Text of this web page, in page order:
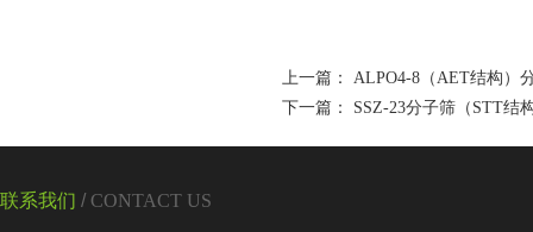
上一篇： ALPO4-8（AET结构）
下一篇： SSZ-23分子筛（STT结
联系我们 / CONTACT US